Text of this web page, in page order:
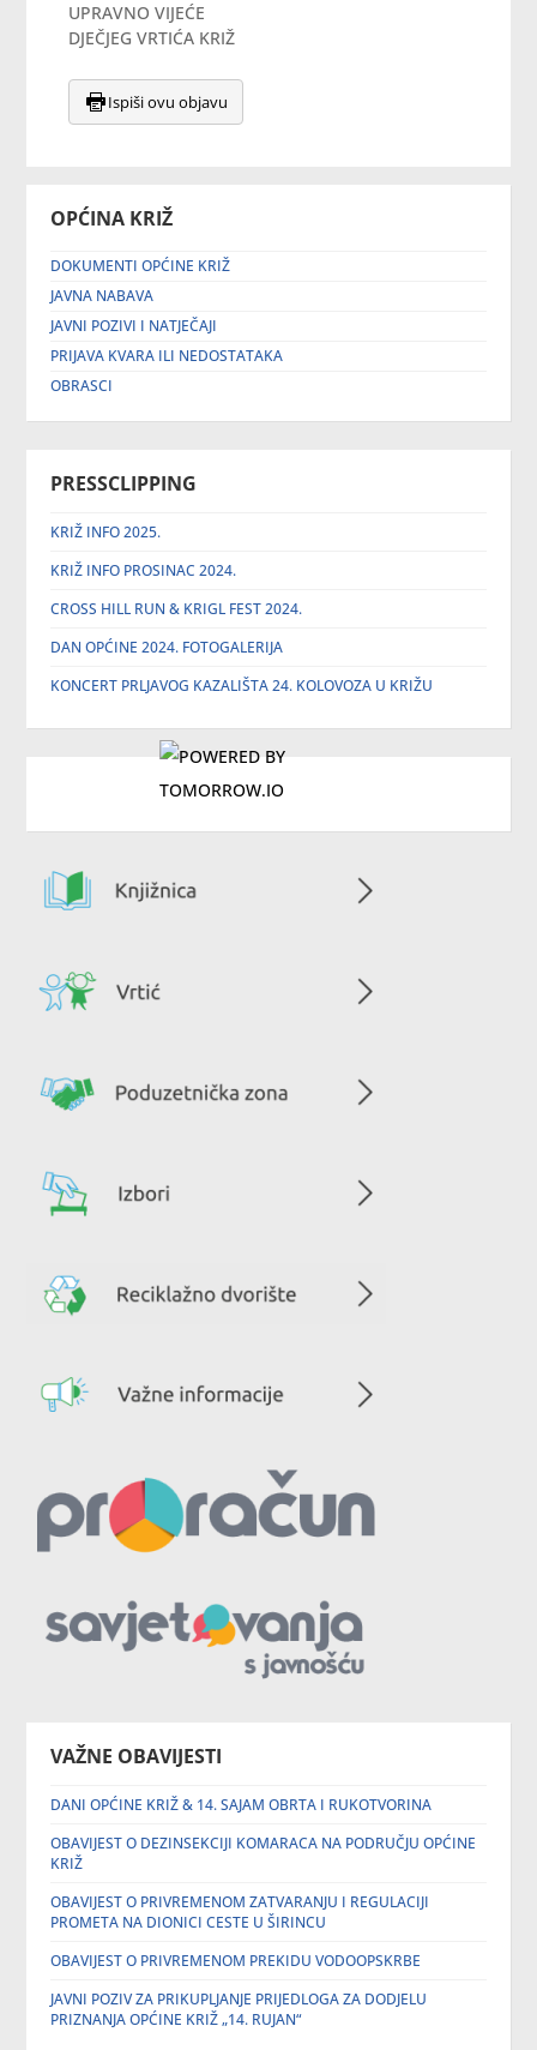
OPĆINA KRIŽ
DOKUMENTI OPĆINE KRIŽ
JAVNA NABAVA
JAVNI POZIVI I NATJEČAJI
PRIJAVA KVARA ILI NEDOSTATAKA
OBRASCI
PRESSCLIPPING
KRIŽ INFO 2025.
KRIŽ INFO PROSINAC 2024.
CROSS HILL RUN & KRIGL FEST 2024.
DAN OPĆINE 2024. FOTOGALERIJA
KONCERT PRLJAVOG KAZALIŠTA 24. KOLOVOZA U KRIŽU
UPRAVNO VIJEĆE
DJEČJEG VRTIĆA KRIŽ
Ispiši ovu objavu
VAŽNE OBAVIJESTI
DANI OPĆINE KRIŽ & 14. SAJAM OBRTA I RUKOTVORINA
OBAVIJEST O DEZINSEKCIJI KOMARACA NA PODRUČJU OPĆINE
KRIŽ
OBAVIJEST O PRIVREMENOM ZATVARANJU I REGULACIJI
PROMETA NA DIONICI CESTE U ŠIRINCU
OBAVIJEST O PRIVREMENOM PREKIDU VODOOPSKRBE
JAVNI POZIV ZA PRIKUPLJANJE PRIJEDLOGA ZA DODJELU
PRIZNANJA OPĆINE KRIŽ „14. RUJAN“